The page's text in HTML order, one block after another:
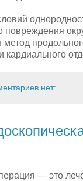
повреждения
метод
нет:
— это